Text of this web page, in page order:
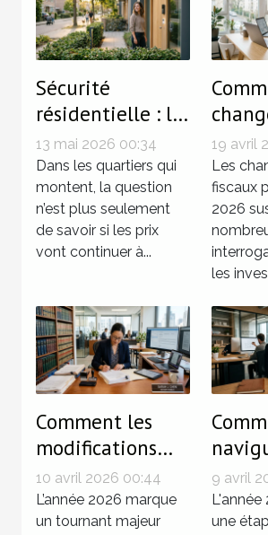
Sécurité
résidentielle : le
détail qui
change la donne
dans l’essor d’un
quartier
13 mai 2026 00:34
Dans les quartiers qui
montent, la question
n’est plus seulement
de savoir si les prix
vont continuer à...
19 avril
Les
fiscaux
2026
les
Comment les
modifications
législatives de
2026
influencent-elles
10 avril 2026 00:44
L’année 2026 marque
un tournant majeur
en
9 avril
L'année
une